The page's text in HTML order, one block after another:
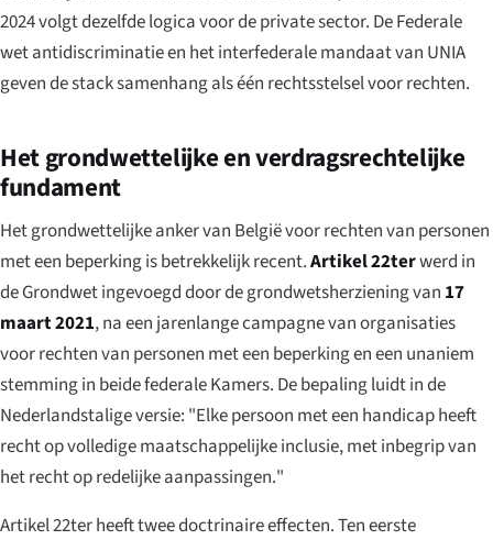
2024 volgt dezelfde logica voor de private sector. De Federale
wet antidiscriminatie en het interfederale mandaat van UNIA
geven de stack samenhang als één rechtsstelsel voor rechten.
Het grondwettelijke en verdragsrechtelijke
fundament
Het grondwettelijke anker van België voor rechten van personen
met een beperking is betrekkelijk recent.Artikel 22terwerd in
de Grondwet ingevoegd door de grondwetsherziening van 17
maart 2021, na een jarenlange campagne van organisaties
voor rechten van personen met een beperking en een unaniem
stemming in beide federale Kamers. De bepaling luidt in de
Nederlandstalige versie: "Elke persoon met een handicap heeft
recht op volledige maatschappelijke inclusie, met inbegrip van
het recht op redelijke aanpassingen."
Artikel 22ter heeft twee doctrinaire effecten. Ten eerste